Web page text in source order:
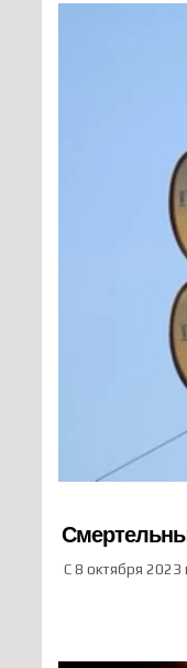
С 8 октября 2023